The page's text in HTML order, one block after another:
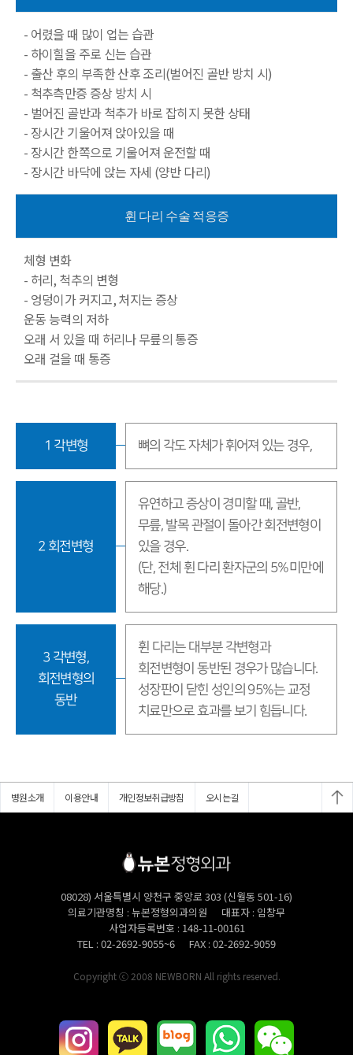
- 어렸을 때 많이 업는 습관
- 하이힐을 주로 신는 습관
- 출산 후의 부족한 산후 조리(벌어진 골반 방치 시)
- 척추측만증 증상 방치 시
- 벌어진 골반과 척추가 바로 잡히지 못한 상태
- 장시간 기울어져 앉아있을 때
- 장시간 한쪽으로 기울어져 운전할 때
- 장시간 바닥에 앉는 자세 (양반 다리)
휜 다리 수술 적응증
체형 변화
- 허리, 척추의 변형
- 엉덩이가 커지고, 처지는 증상
운동 능력의 저하
오래 서 있을 때 허리나 무릎의 통증
오래 걸을 때 통증
1 각변형 뼈의 각도 자체가 휘어져 있는 경우,
2 회전변형
유연하고 증상이 경미할 때, 골반,
무릎, 발목 관절이 돌아간 회전변형이
있을 경우.
(단, 전체 휜 다리 환자군의 5%미만에
해당.)
3 각변형,
회전변형의
동반
휜 다리는 대부분 각변형과
회전변형이 동반된 경우가 많습니다.
성장판이 닫힌 성인의 95%는 교정
치료만으로 효과를 보기 힘듭니다.
병원소개 이용안내 개인정보취급방침 오시는길
08028) 서울특별시 양천구 중앙로 303 (신월동 501-16)
의료기관명칭 뉴본정형외과의원 대표자 임창무
사업자등록번호 148-11-00161
TEL 02-2692-9055~6 FAX 02-2692-9059
Copyright ⓒ 2008 NEWBORN All rights reserved.